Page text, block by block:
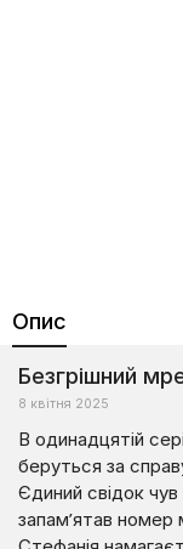
Опис
Безгрішний
8 квітня 2025
В одинадцятій
беруться за
Єдиний свідок чув
запам’ятав